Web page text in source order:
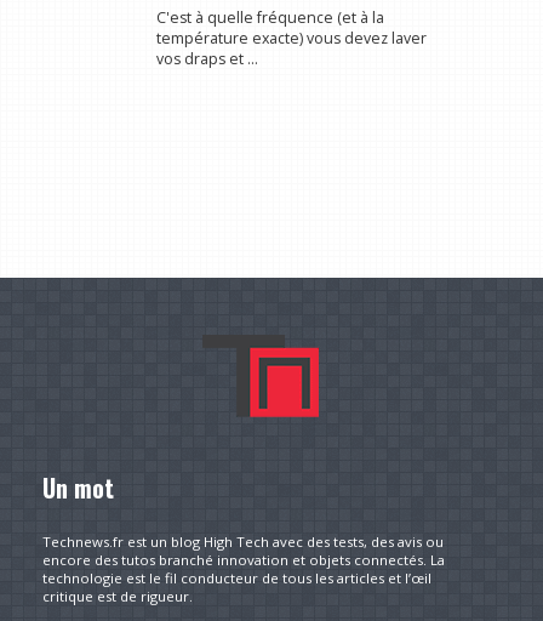
C'est à quelle fréquence (et à la
température exacte) vous devez laver
vos draps et ...
Un mot
Technews.fr est un blog High Tech avec des tests, des avis ou
encore des tutos branché innovation et objets connectés. La
technologie est le fil conducteur de tous les articles et l’œil
critique est de rigueur.